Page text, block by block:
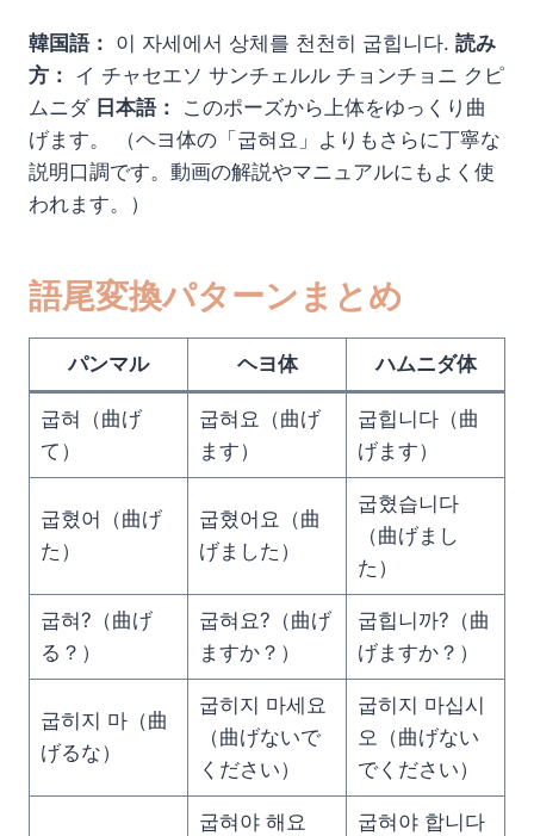
韓国語： 이 자세에서 상체를 천천히 굽힙니다. 読み
方： イ チャセエソ サンチェルル チョンチョニ クピ
ムニダ 日本語：
このポーズから上体をゆっくり曲
げます。 （ヘヨ体の「굽혀요」よりもさらに丁寧な
説明口調です。動画の解説やマニュアルにもよく使
われます。）
語尾変換パターンまとめ
パンマル ヘヨ体 ハムニダ体
굽혀（曲げ
て）
굽혀요（曲げ
ます）
굽힙니다（曲
げます）
굽혔어（曲げ
た）
굽혔어요（曲
げました）
굽혔습니다
（曲げまし
た）
굽혀?（曲げ
る？）
굽혀요?（曲げ
ますか？）
굽힙니까?（曲
げますか？）
굽히지 마（曲
げるな）
굽히지 마세요
（曲げないで
ください）
굽히지 마십시
오（曲げない
でください）
굽혀야 해요
굽혀야 합니다